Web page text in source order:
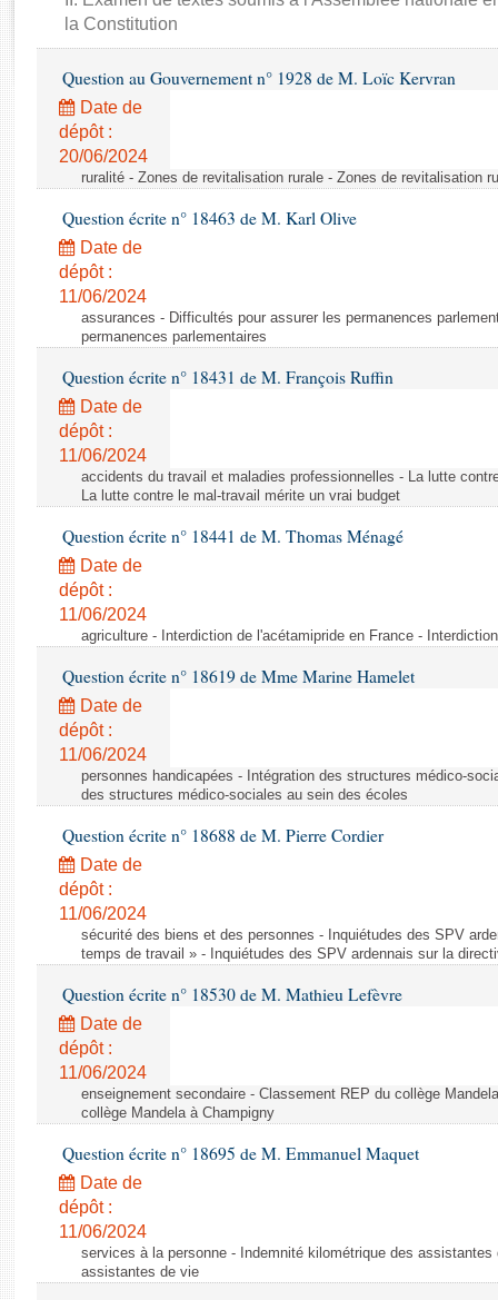
Rapports d'enquête
Rapports législatifs
Baromètre de l’application des lois
Dossiers législatifs
Budget et sécurité sociale
la Constitution
Question au Gouvernement n° 1928 de M. Loïc Kervran
Date de
dépôt :
20/06/2024
ruralité - Zones de revitalisation rurale - Zones de revitalisation
Question écrite n° 18463 de M. Karl Olive
Date de
dépôt :
11/06/2024
assurances - Difficultés pour assurer les permanences
permanences parlementaires
Question écrite n° 18431 de M. François Ruffin
Date de
dépôt :
11/06/2024
accidents du travail et maladies professionnelles - La lutte
La lutte contre le mal-travail mérite un vrai budget
Question écrite n° 18441 de M. Thomas Ménagé
Date de
dépôt :
11/06/2024
agriculture - Interdiction de l'acétamipride en France -
Question écrite n° 18619 de Mme Marine Hamelet
Date de
dépôt :
11/06/2024
personnes handicapées - Intégration des structures médico-
des structures médico-sociales au sein des écoles
Question écrite n° 18688 de M. Pierre Cordier
Date de
dépôt :
11/06/2024
sécurité des biens et des personnes - Inquiétudes des SPV
temps de travail » - Inquiétudes des SPV ardennais sur la
Question écrite n° 18530 de M. Mathieu Lefèvre
Date de
dépôt :
11/06/2024
enseignement secondaire - Classement REP du collège
collège Mandela à Champigny
Question écrite n° 18695 de M. Emmanuel Maquet
Date de
dépôt :
11/06/2024
services à la personne - Indemnité kilométrique des
assistantes de vie